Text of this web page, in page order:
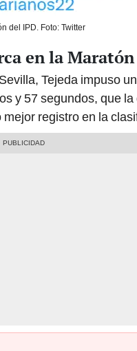
del IPD. Foto: Twitter
en la
Tejeda impuso
y 57 segundos, que
registro en la